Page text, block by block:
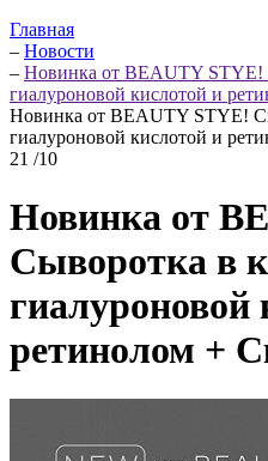
Главная
– Новости
– Новинка от BEAUTY STYE!
гиалуроновой кислотой и
Новинка от BEAUTY STYE!
гиалуроновой кислотой и
21 /10
Новинка от
Сыворотка в
гиалуроновой
ретинолом +